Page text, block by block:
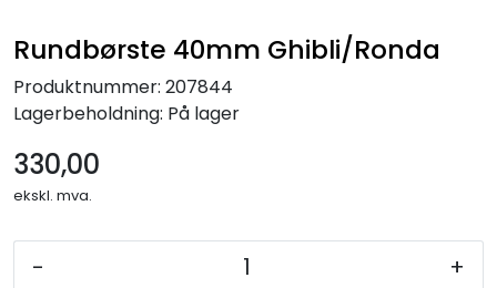
Rundbørste 40mm Ghibli/Ronda
Produktnummer: 207844
Lagerbeholdning: På lager
330,00
ekskl. mva.
- +